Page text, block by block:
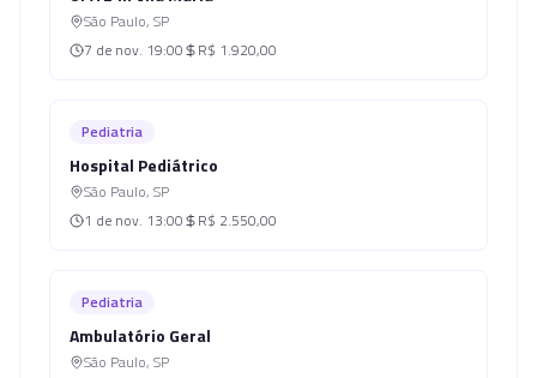
São Paulo, SP
7 de nov. 19:00 R$ 1.920,00
Pediatria
Hospital Pediátrico
São Paulo, SP
1 de nov. 13:00 R$ 2.550,00
Pediatria
Ambulatório Geral
São Paulo, SP